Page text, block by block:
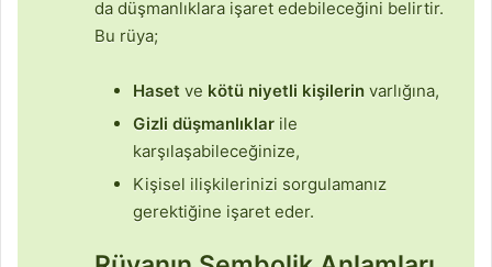
da düşmanlıklara işaret edebileceğini belirtir.
Bu rüya;
Haset ve kötü niyetli kişilerin varlığına,
Gizli düşmanlıklar ile
karşılaşabileceğinize,
Kişisel ilişkilerinizi sorgulamanız
gerektiğine işaret eder.